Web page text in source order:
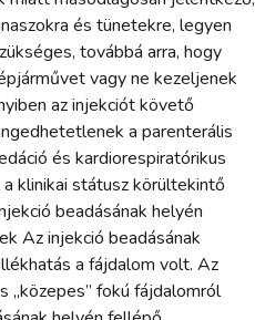
és tünetekre, legyen
továbbá arra, hogy
vagy ne kezeljenek
az injekciót követő
a parenterális
és kardiorespiratórikus
klinikai státusz körültekintő
beadásának helyén
Az injekció beadásának
a fájdalom volt. Az
„közepes” fokú fájdalomról